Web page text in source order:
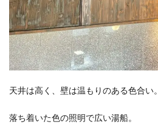
天井は高く、壁は温もりのある色合い。
落ち着いた色の照明で広い湯船。